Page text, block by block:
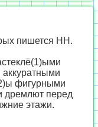
пишется НН.
аккуратными
фигурными
дремлют перед
этажи.